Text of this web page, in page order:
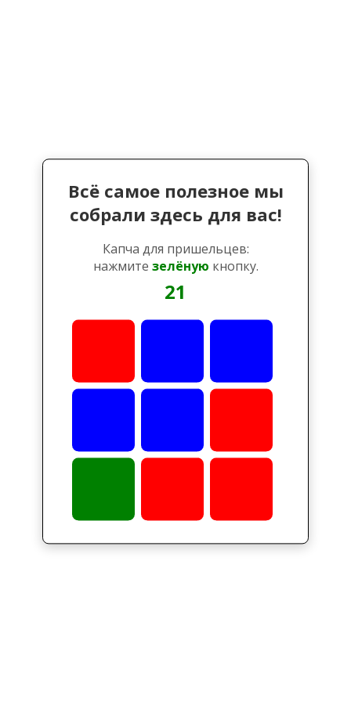
Всё самое полезное мы
собрали здесь для вас!
Капча для пришельцев:
нажмите зелёную кнопку.
21